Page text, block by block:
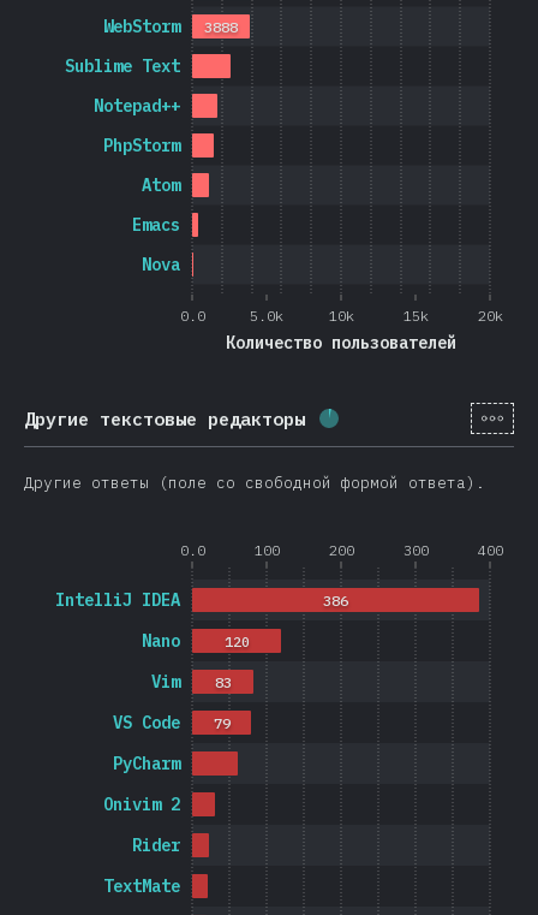
0.0 5.0k 10k 15k 20k
Количество пользователей
Nova
Emacs
Atom
PhpStorm
Notepad++
Sublime Text
WebStorm 3888
Другие текстовые редакторы Процент заполнения:
[ru-
Другие ответы (поле со свободной формой ответа).
0.0 100 200 300 400
TextMate
Rider
Onivim 2
PyCharm
VS Code
Vim
Nano
IntelliJ IDEA
79
83
120
386